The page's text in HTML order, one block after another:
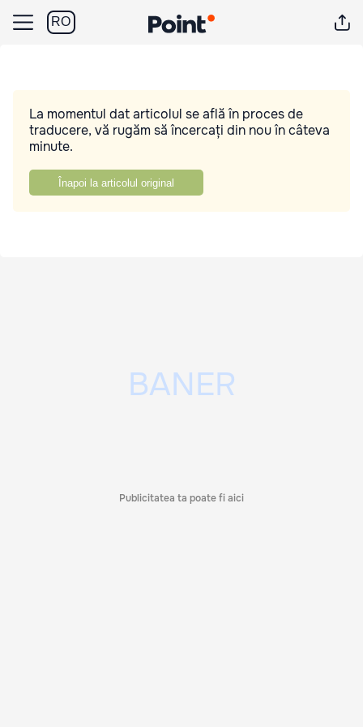
RO
La momentul dat articolul se află în proces de
traducere, vă rugăm să încercați din nou în câteva
minute.
Înapoi la articolul original
Publicitatea ta poate fi aici